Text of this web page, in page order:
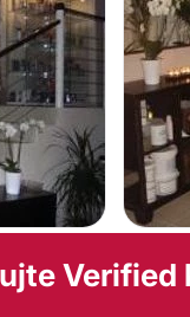
Verified